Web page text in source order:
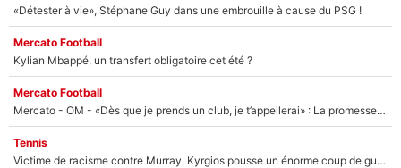
«Détester à vie», Stéphane Guy dans une embrouille à cause du PSG !
Mercato Football
Kylian Mbappé, un transfert obligatoire cet été ?
Mercato Football
Mercato - OM - «Dès que je prends un club, je t’appellerai» : La promesse de Marcelino au moment de claquer la porte
Tennis
Victime de racisme contre Murray, Kyrgios pousse un énorme coup de gueule !